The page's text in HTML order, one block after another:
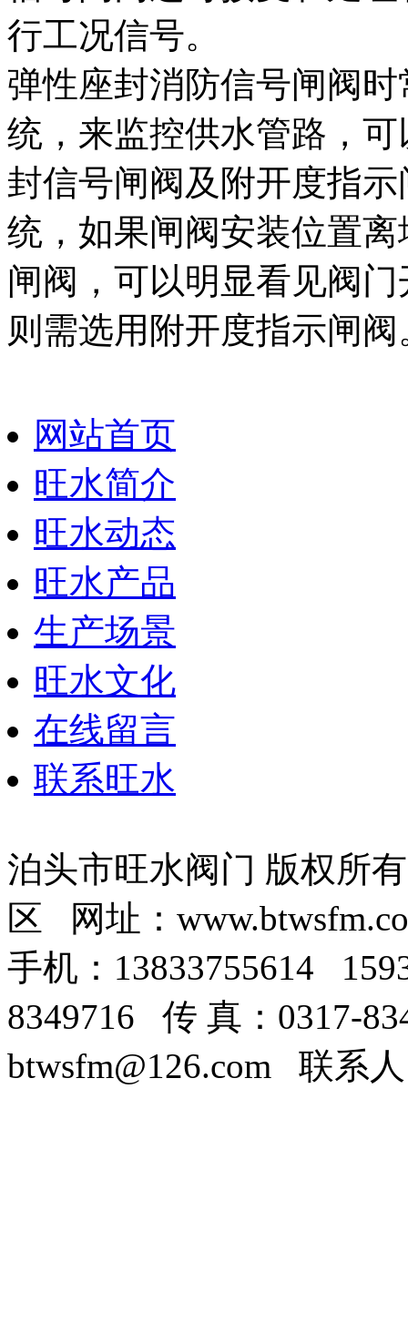
行工况信号。
弹性座封消防信号闸阀
统，来监控供水管路，
封信号闸阀及附开度指
统，如果闸阀安装位置
闸阀，可以明显看见阀
则需选用附开度指示闸阀
网站首页
旺水简介
旺水动态
旺水产品
生产场景
旺水文化
在线留言
联系旺水
泊头市旺水阀门 版权所
区 网址：
手机：13833755614
8349716 传 真：0317-
btwsfm@126.com 联系